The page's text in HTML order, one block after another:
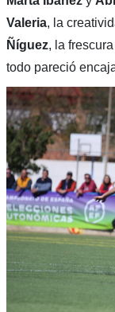
Valeria, la
Ñíguez, la
todo pareció